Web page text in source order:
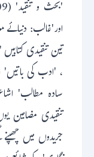
تین تنقیدی
، 'ادب کی باتیں'
سادہ مطالب'
تنقیدی مضامین
جریدوں میں